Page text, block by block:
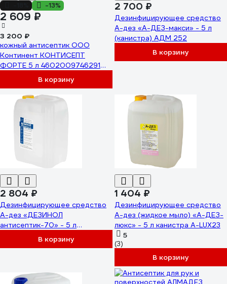
-13%
2 609 ₽
3 200 ₽
кожный антисептик ООО
Континент КОНТИСЕПТ
ФОРТЕ 5 л 4602009746291
00-00002461В корзину
2 700 ₽
Дезинфицирующее средство
А-дез «А-ДЕЗ-макси» - 5 л
(канистра) АДМ 252
В корзину
2 804 ₽
Дезинфицирующее средство
А-дез «ДЕЗИНОЛ
антисептик-70» - 5 л
(канистра) Д-А-70-7072
В корзину
1 404 ₽
Дезинфицирующее средство
А-дез (жидкое мыло) «А-ДЕЗ-
люкс» - 5 л канистра A-LUX23
5
(3)
В корзину